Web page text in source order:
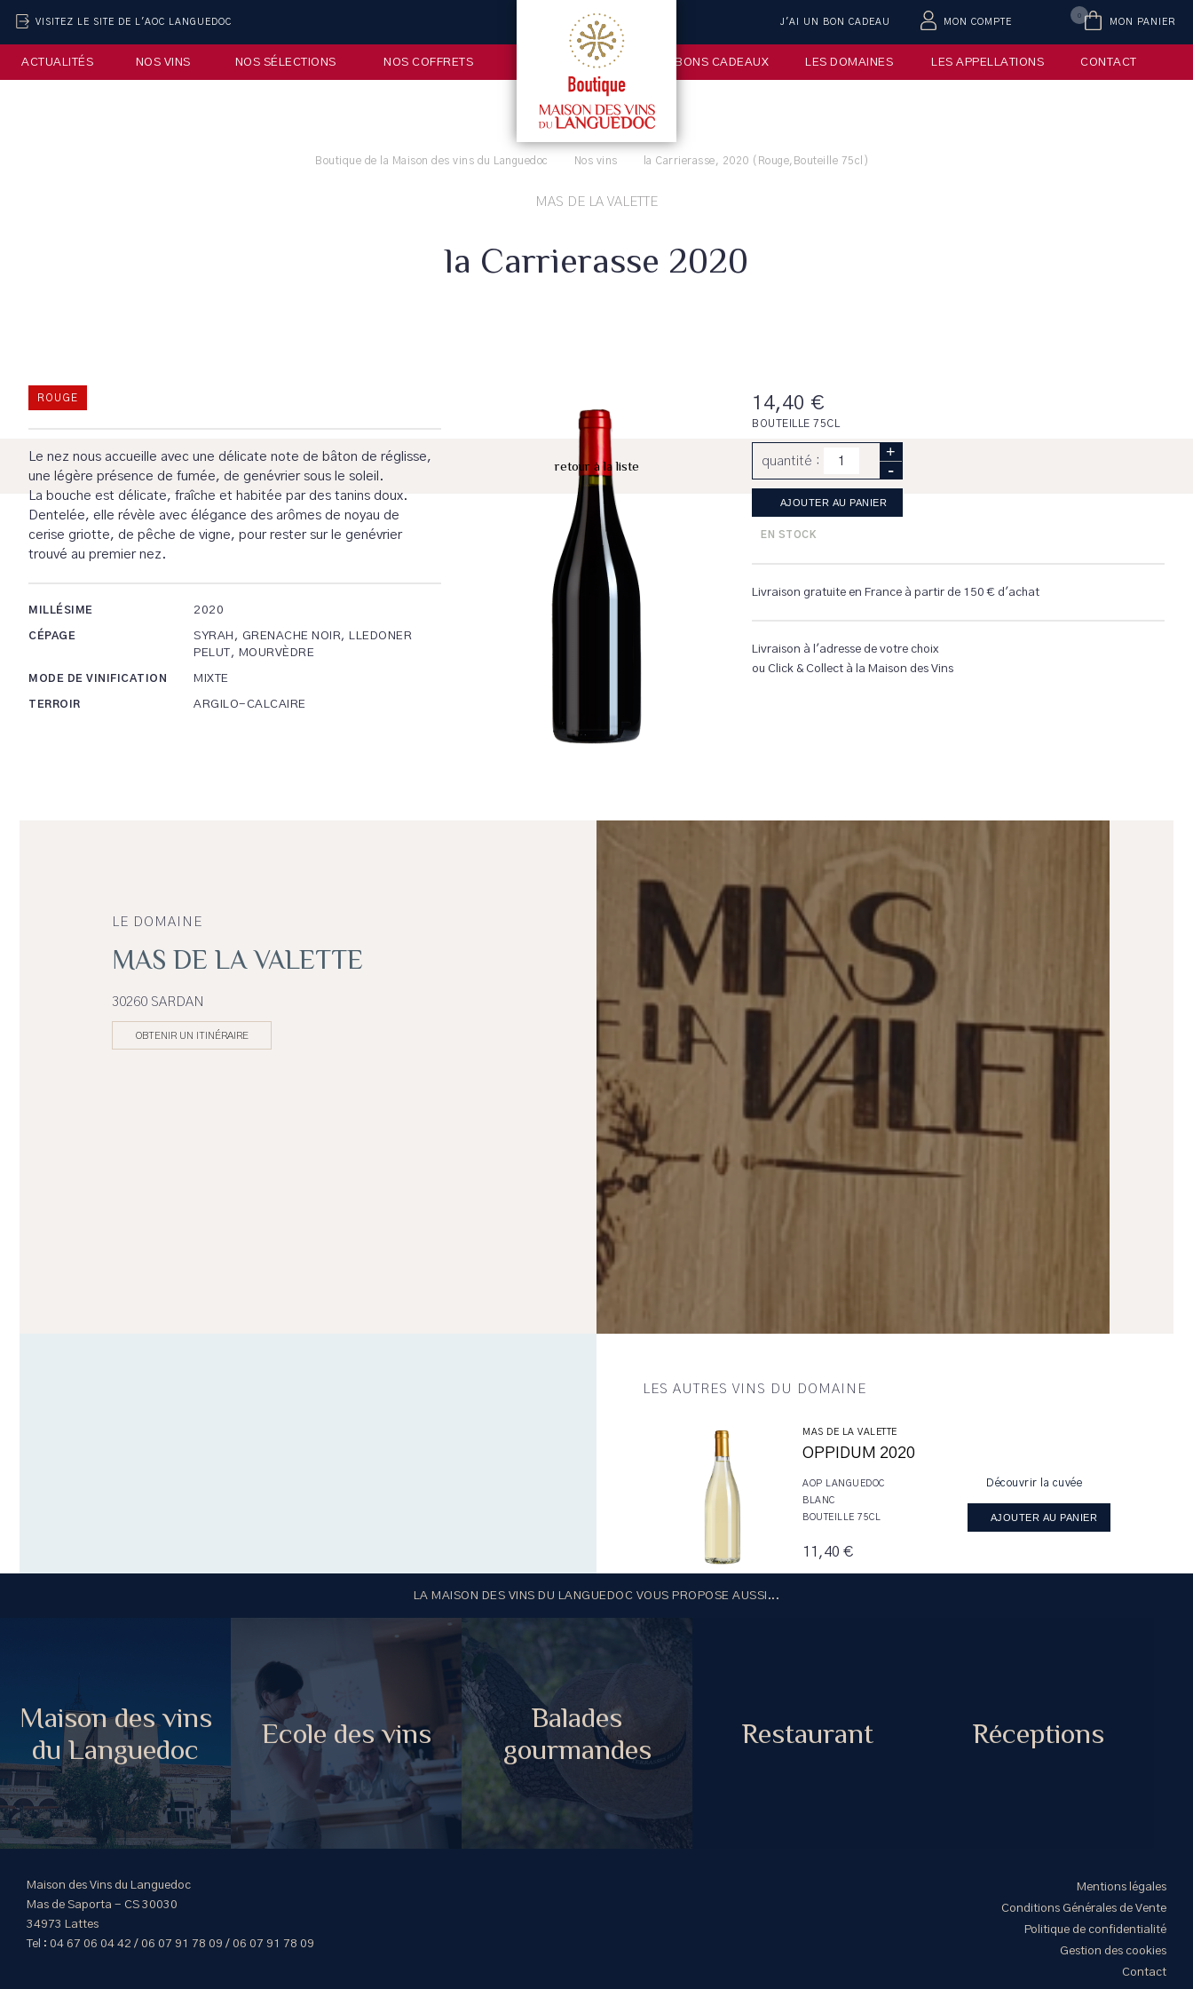
VISITEZ LE SITE DE L'AOC LANGUEDOC J'AI UN BON CADEAU MON COMPTE MON PANIER
0
ACTUALITÉS NOS VINS NOS SÉLECTIONS NOS COFFRETS BONS CADEAUX LES DOMAINES LES APPELLATIONS CONTACT
Boutique de la Maison des vins du Languedoc Nos vins la Carrierasse, 2020 (Rouge,Bouteille 75cl)
MAS DE LA VALETTE
la Carrierasse 2020
ROUGE
Le nez nous accueille avec une délicate note de bâton de réglisse,
une légère présence de fumée, de genévrier sous le soleil.
La bouche est délicate, fraîche et habitée par des tanins doux.
Dentelée, elle révèle avec élégance des arômes de noyau de
cerise griotte, de pêche de vigne, pour rester sur le genévrier
trouvé au premier nez.
MILLÉSIME 2020
CÉPAGE
SYRAH, GRENACHE NOIR, LLEDONER
PELUT, MOURVÈDRE
MODE DE VINIFICATION MIXTE
TERROIR ARGILO-CALCAIRE
14,40 €
BOUTEILLE 75CL
quantité : +
-
AJOUTER AU
Livraison à l'adresse de votre choix
LE DOMAINE
MAS DE LA VALETTE
30260 SARDAN
OBTENIR UN ITINÉRAIRE
LES AUTRES VINS DU DOMAINE
MAS DE LA VALETTE
OPPIDUM 2020
AOP LANGUEDOC
BLANC
BOUTEILLE 75CL
11,40 €
Découvrir la cuvée
AJOUTER AU PANIER